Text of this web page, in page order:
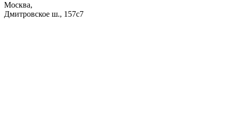
Москва,
Дмитровское ш., 157с7